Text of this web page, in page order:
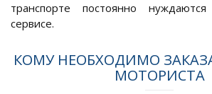
транспорте постоянно
сервисе.
КОМУ НЕОБХОДИМО
МОТОРИСТА